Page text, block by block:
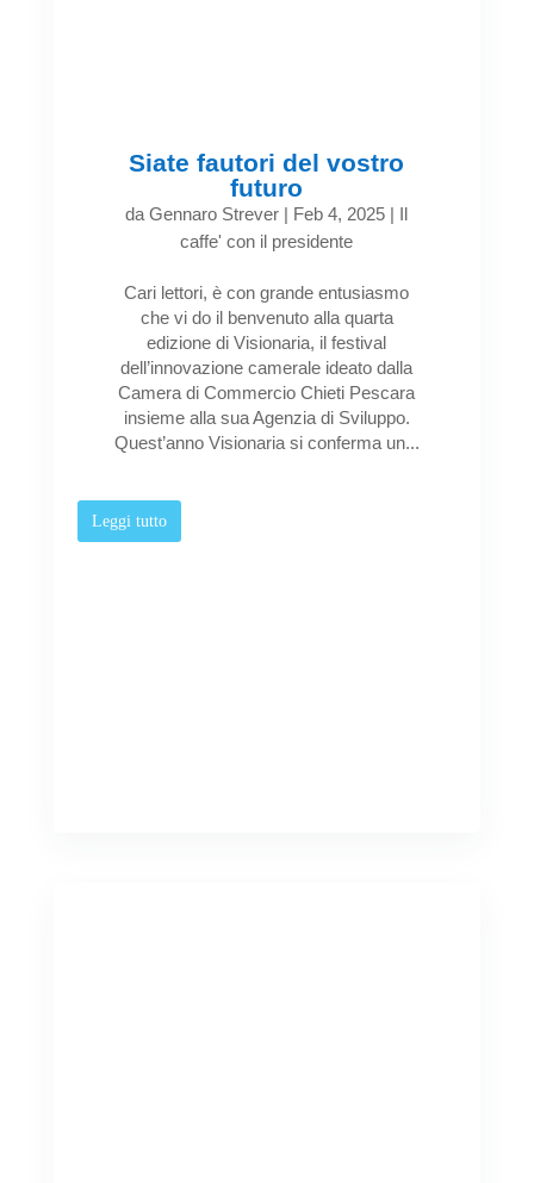
Siate fautori del vostro
futuro
daGennaro Strever | Feb 4, 2025 | Il
caffe' con il presidente
Cari lettori, è con grande entusiasmo
che vi do il benvenuto alla quarta
edizione di Visionaria, il festival
dell’innovazione camerale ideato dalla
Camera di Commercio Chieti Pescara
insieme alla sua Agenzia di Sviluppo.
Quest’anno Visionaria si conferma un...
Leggi tutto